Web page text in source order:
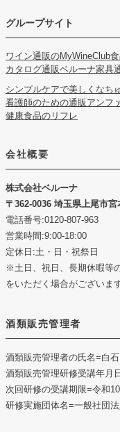
グループサイト
ワイン通販のMyWineClub
カタログ通販ベルーナ家具
シンプルケアで美しくなち
看護師のための通販アンフ
健康食品のリフレ
会社概要
株式会社ベルーナ
362-0036 埼玉県上尾市宮
電話番号:0120-807-963
営業時間:9:00-18:00
定休日:土・日・祝祭日
※土日、祝日、長期休暇等
をいただく場合がございま
酒類販売管理者
酒類販売管理者の氏名=白
酒類販売管理研修受講年月日
次回研修の受講期限=令和
研修実施団体名=一般社団